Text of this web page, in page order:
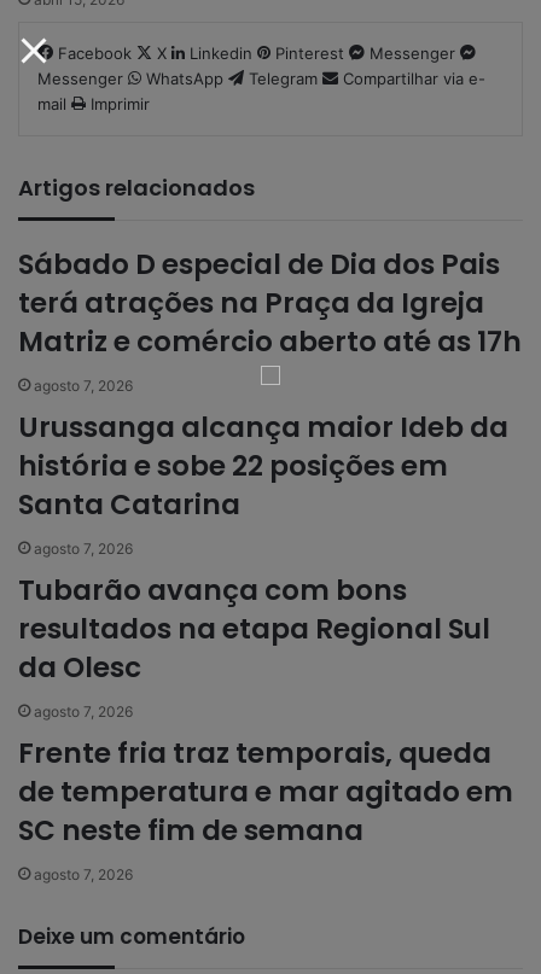
Facebook X Linkedin Pinterest
Messenger
Messenger
WhatsApp Telegram
Compartilhar via e-
mail
Imprimir
Artigos relacionados
Sábado D especial de Dia dos Pais
terá atrações na Praça da Igreja
Matriz e comércio aberto até as 17h
agosto 7, 2026
Urussanga alcança maior Ideb da
história e sobe 22 posições em
Santa Catarina
agosto 7, 2026
Tubarão avança com bons
resultados na etapa Regional Sul
da Olesc
agosto 7, 2026
Frente fria traz temporais, queda
de temperatura e mar agitado em
SC neste fim de semana
agosto 7, 2026
Deixe um comentário